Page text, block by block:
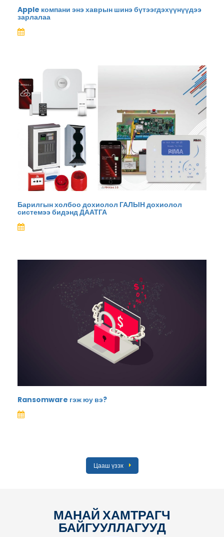
Apple компани энэ хаврын шинэ бүтээгдэхүүнүүдээ
зарлалаа
Барилгын холбоо дохиолол ГАЛЫН дохиолол
системээ бидэнд ДААТГА
Ransomware гэж юу вэ?
Цааш үзэх
МАНАЙ ХАМТРАГЧ
БАЙГУУЛЛАГУУД